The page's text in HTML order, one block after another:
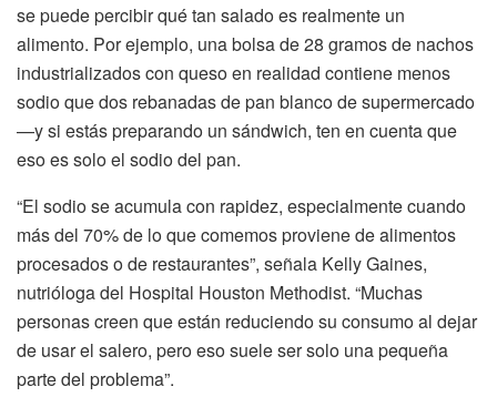
se puede percibir qué tan salado es realmente un
alimento. Por ejemplo, una bolsa de 28 gramos de nachos
industrializados con queso en realidad contiene menos
sodio que dos rebanadas de pan blanco de supermercado
—y si estás preparando un sándwich, ten en cuenta que
eso es solo el sodio del pan.
“El sodio se acumula con rapidez, especialmente cuando
más del 70% de lo que comemos proviene de alimentos
procesados o de restaurantes”, señala Kelly Gaines,
nutrióloga del Hospital Houston Methodist. “Muchas
personas creen que están reduciendo su consumo al dejar
de usar el salero, pero eso suele ser solo una pequeña
parte del problema”.